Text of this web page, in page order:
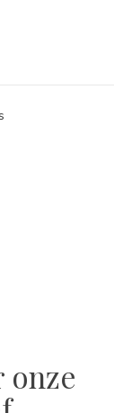
onze